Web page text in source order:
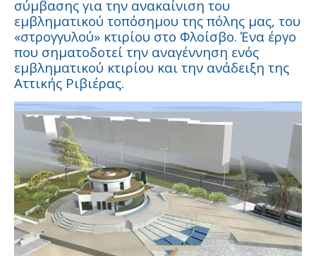
σύμβασης για την ανακαίνιση του
εμβληματικού τοπόσημου της πόλης μας, του
«στρογγυλού» κτιρίου στο Φλοίσβο. Ένα έργο
που σηματοδοτεί την αναγέννηση ενός
εμβληματικού κτιρίου και την ανάδειξη της
Αττικής Ριβιέρας.